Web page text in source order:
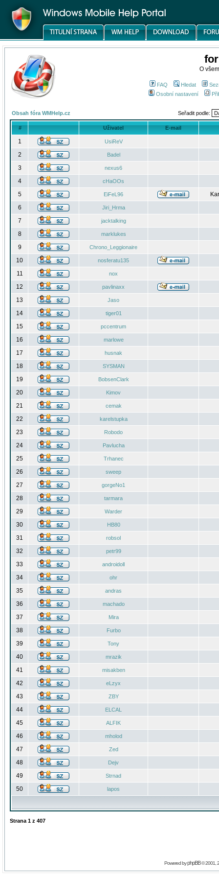
O
FAQ Hledat
Osobní nastavení
Obsah fóra WMHelp.cz Seřadit podle:
# Uživatel E-mail
1 UsiReV
2 Badel
3 nexus6
4 cHaOOs
5 EiFeL96
6
Jiri_Hrma
7 jacktalking
8 marklukes
9 Chrono_Leggionaire
10 nosferatu135
11 nox
12 pavlinaxx
13 Jaso
14 tiger01
15 pccentrum
16 marlowe
17 husnak
18 SYSMAN
19 BobsenClark
20 Kimov
21 cemak
22 karelstupka
23 Robodo
24 Pavlucha
25 Trhanec
26 sweep
27 gorgeNo1
28 tarmara
29 Warder
30 HB80
31 robsol
32 petr99
33 androidoll
34 ohr
35 andras
36 machado
37 Mira
38 Furbo
39 Tony
40 mrazik
41 misakben
42 eLzyx
43 ZBY
44 ELCAL
45 ALFIK
46 mholod
47 Zed
48 Dejv
49 Strnad
50 lapos
Strana 1 z 407
Powered byphpBB© 2001,